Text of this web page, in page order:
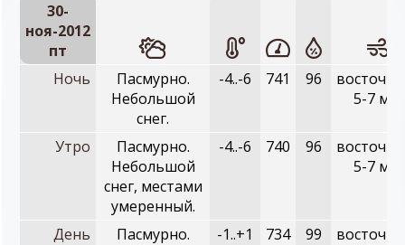
30-
ноя-2012
пт
Ночь
Пасмурно.
Небольшой
снег.
-4..-6 741 96
5-7 м/с
Утро
Пасмурно.
Небольшой
снег, местами
умеренный.
-4..-6 740 96
5-7 м/с
День
Пасмурно.
-1..+1 734 99